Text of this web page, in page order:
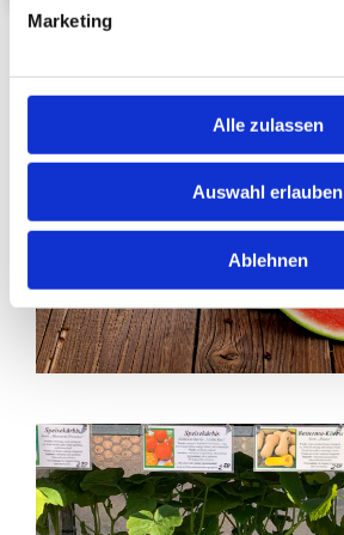
Marketing
Alle zulassen
Auswahl erlauben
Ablehnen